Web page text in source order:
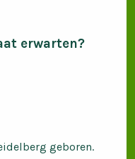
erwarten?
geboren.